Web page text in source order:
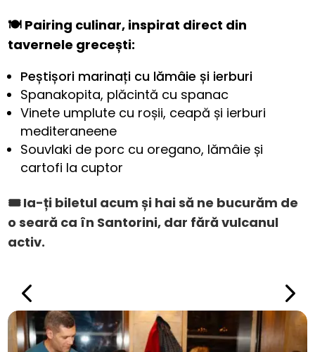
🍽️ Pairing culinar, inspirat direct din
tavernele grecești:
Peștișori marinați cu lămâie și ierburi
Spanakopita, plăcintă cu spanac
Vinete umplute cu roșii, ceapă și ierburi
mediteraneene
Souvlaki de porc cu oregano, lămâie și
cartofi la cuptor
🎟️ Ia-ți biletul acum și hai să ne bucurăm de
o seară ca în Santorini, dar fără vulcanul
activ.